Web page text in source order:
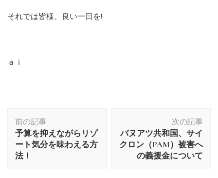
それでは皆様、良い一日を!
ａｉ
稿
ナ
ビ
ゲ
前の記事
予算を抑えながらリゾ
ート気分を味わえる方
法！
次の記事
バヌアツ共和国、サイ
クロン（PAM）被害へ
の義援金について